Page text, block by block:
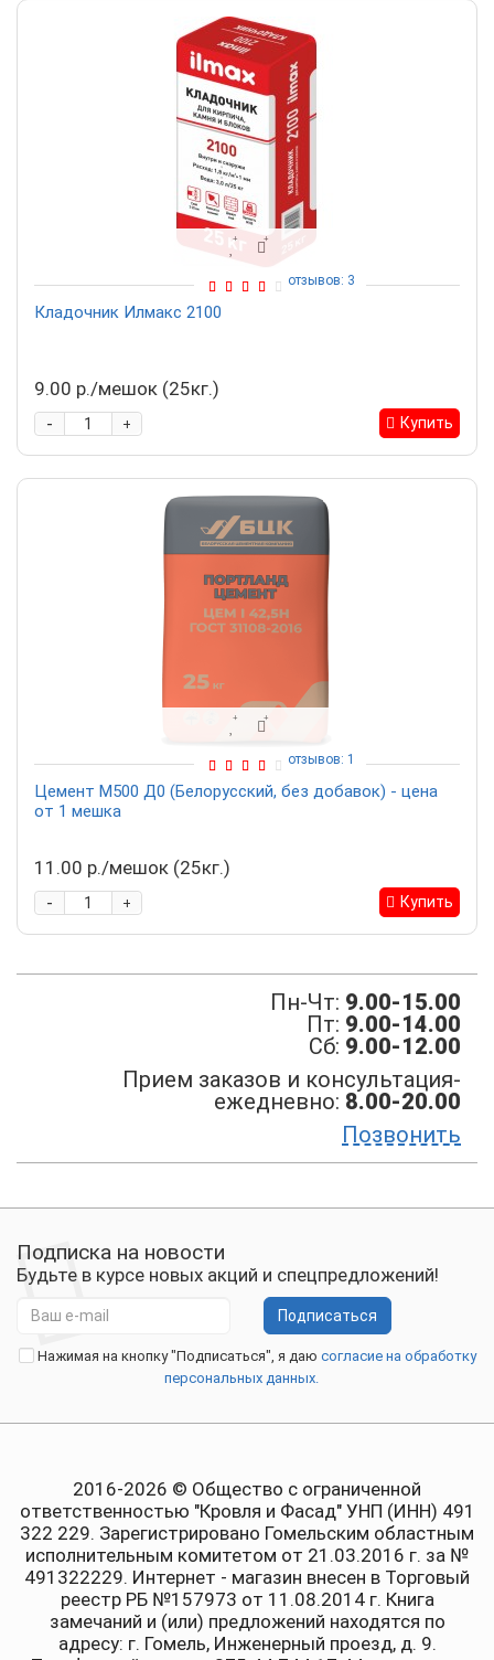
Кладочник Илмакс 2100
отзывов: 3
9.00 р./мешок (25кг.)
+
- Купить
Цемент М500 Д0 (Белорусский, без добавок) - цена
от 1 мешка
отзывов: 1
11.00 р./мешок (25кг.)
+
- Купить
Пн-Чт: 9.00-15.00
Пт: 9.00-14.00
Сб: 9.00-12.00
Прием заказов и консультация-
ежедневно: 8.00-20.00
Позвонить
Подписка на новости
Будьте в курсе новых акций и спецпредложений!
Подписаться
Нажимая на кнопку "Подписаться", я даю согласие на обработку
персональных данных.
2016-2026 © Общество с ограниченной
ответственностью "Кровля и Фасад" УНП (ИНН) 491
322 229. Зарегистрировано Гомельским областным
исполнительным комитетом от 21.03.2016 г. за №
491322229. Интернет - магазин внесен в Торговый
реестр РБ №157973 от 11.08.2014 г. Книга
замечаний и (или) предложений находятся по
адресу: г. Гомель, Инженерный проезд, д. 9.